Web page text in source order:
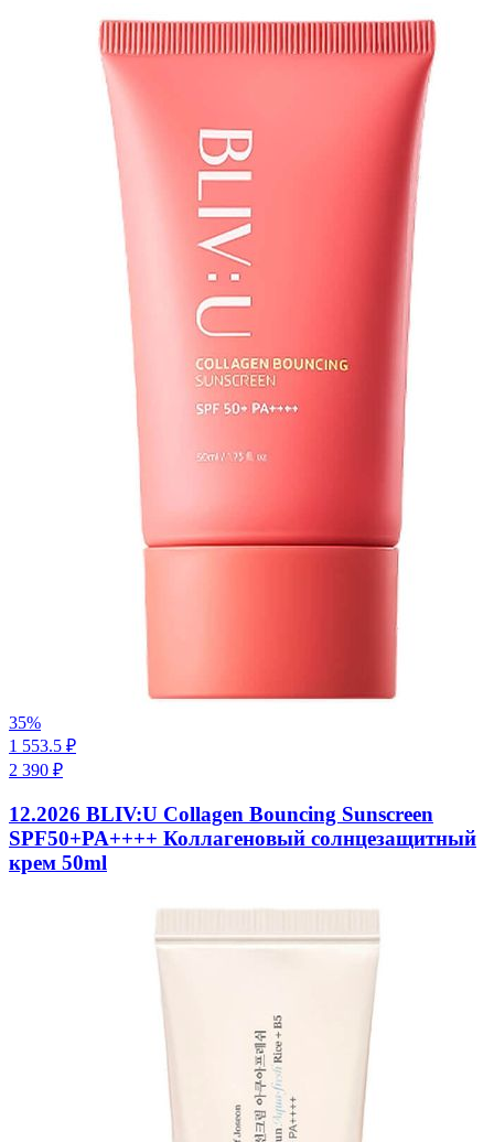
35%
1 553.5 ₽
2 390 ₽
12.2026 BLIV:U Collagen Bouncing Sunscreen
SPF50+PA++++ Коллагеновый солнцезащитный
крем 50ml